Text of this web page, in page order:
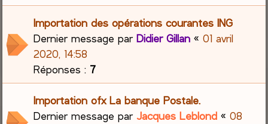
Importation des opérations courantes ING
Dernier message parDidier Gillan «01 avril
2020, 14:58
Réponses : 7
Importation ofx La banque Postale.
Dernier message parJacques Leblond «08